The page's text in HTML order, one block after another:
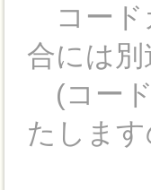
コード
合には
(コード
たしま